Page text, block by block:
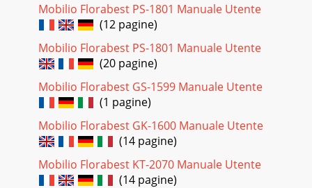
Mobilio Florabest PS-1801 Manuale Utente
(12 pagine)
Mobilio Florabest PS-1801 Manuale Utente
(20 pagine)
Mobilio Florabest GS-1599 Manuale Utente
(1 pagine)
Mobilio Florabest GK-1600 Manuale Utente
(14 pagine)
Mobilio Florabest KT-2070 Manuale Utente
(14 pagine)